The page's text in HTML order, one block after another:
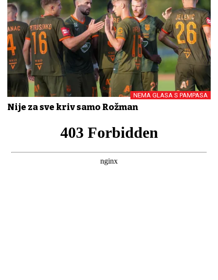
NEMA GLASA S PAMPASA
Nije za sve kriv samo Rožman